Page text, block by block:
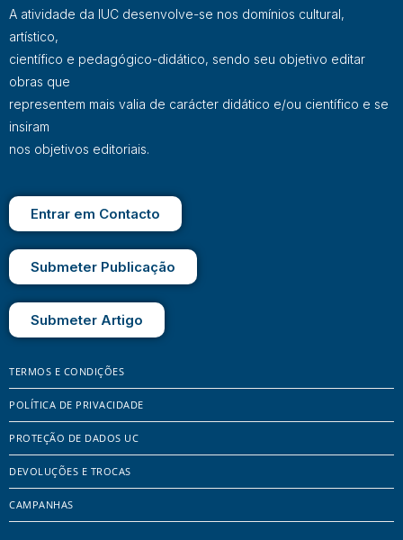
A atividade da IUC desenvolve-se nos domínios cultural,
artístico,
científico e pedagógico-didático, sendo seu objetivo editar
obras que
representem mais valia de carácter didático e/ou científico e se
insiram
nos objetivos editoriais.
Entrar em Contacto
Submeter Publicação
Submeter Artigo
TERMOS E CONDIÇÕES
POLÍTICA DE PRIVACIDADE
PROTEÇÃO DE DADOS UC
DEVOLUÇÕES E TROCAS
CAMPANHAS